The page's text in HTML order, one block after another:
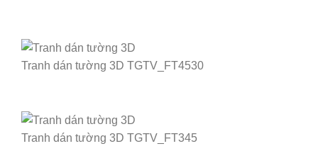
Tranh dán tường 3D TGTV_FT4530
Tranh dán tường 3D TGTV_FT345